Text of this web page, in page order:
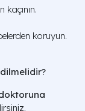
kaçının.
koruyun.